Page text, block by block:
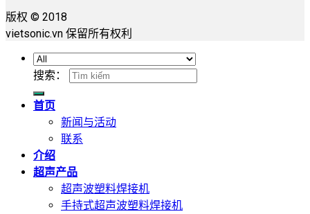
版权 © 2018
vietsonic.vn 保留所有权利
搜索：
首页
新闻与活动
联系
介绍
超声产品
超声波塑料焊接机
手持式超声波塑料焊接机